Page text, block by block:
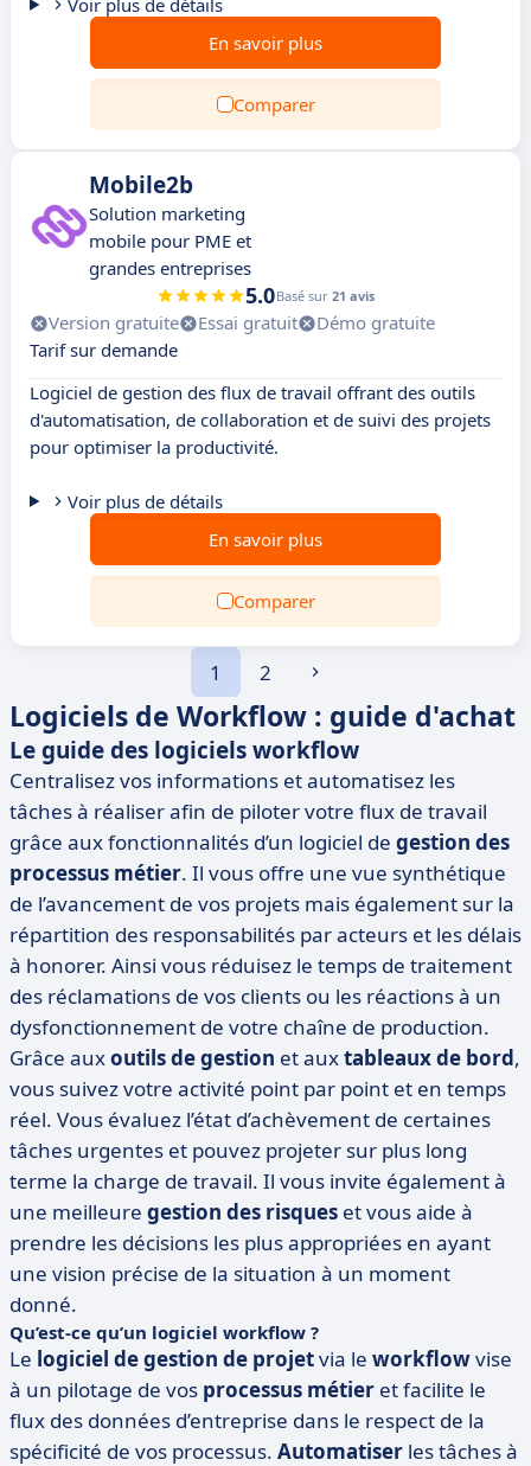
Voir plus de détails
En savoir plus
Comparer
Mobile2b
Solution marketing
mobile pour PME et
grandes entreprises
5.0Basé sur 21 avis
Version gratuite Essai gratuit
Démo gratuite
Tarif sur demande
Logiciel de gestion des flux de travail offrant des outils
d'automatisation, de collaboration et de suivi des projets
pour optimiser la productivité.
Voir plus de détails
En savoir plus
Comparer
1 2
Logiciels de Workflow : guide d'achat
Le guide des logiciels workflow
Centralisez vos informations et automatisez les
tâches à réaliser afin de piloter votre flux de travail
grâce aux fonctionnalités d’un logiciel de gestion des
processus métier. Il vous offre une vue synthétique
de l’avancement de vos projets mais également sur la
répartition des responsabilités par acteurs et les délais
à honorer. Ainsi vous réduisez le temps de traitement
des réclamations de vos clients ou les réactions à un
dysfonctionnement de votre chaîne de production.
Grâce auxoutils de gestion et auxtableaux de bord,
vous suivez votre activité point par point et en temps
réel. Vous évaluez l’état d’achèvement de certaines
tâches urgentes et pouvez projeter sur plus long
terme la charge de travail. Il vous invite également à
une meilleure gestion des risques et vous aide à
prendre les décisions les plus appropriées en ayant
une vision précise de la situation à un moment
donné.
Qu’est-ce qu’un logiciel workflow ?
Le logiciel de gestion de projetvia le workflowvise
à un pilotage de vos processus métier et facilite le
flux des données d’entreprise dans le respect de la
spécificité de vos processus. Automatiser les tâches à